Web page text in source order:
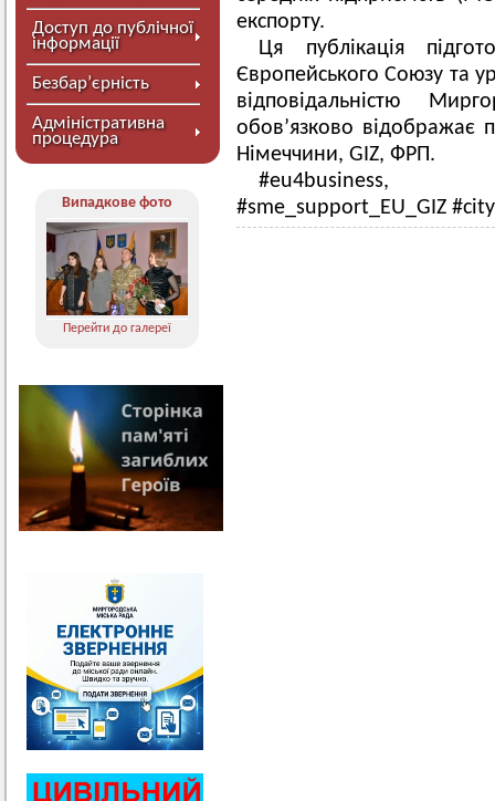
Доступ до публічної
інформації
Безбар’єрність
Адміністративна
процедура
Випадкове фото
Перейти до галереї
експорту.
Ця публікація
Європейського Союзу та
відповідальністю
обов’язково відображає
Німеччини, GIZ, ФРП.
#eu4business,
#sme_support_EU_GIZ